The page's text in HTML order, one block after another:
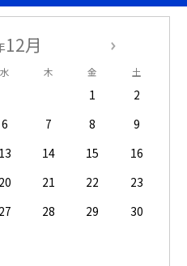
12月
水 木 金 土
1
2
6 7 8
9
13 14 15
16
20 21 22
23
27 28 29
30